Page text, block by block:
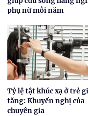
phụ nữ mỗi năm
Tỷ lệ tật khúc xạ ở trẻ
tăng: Khuyến nghị của
chuyên gia